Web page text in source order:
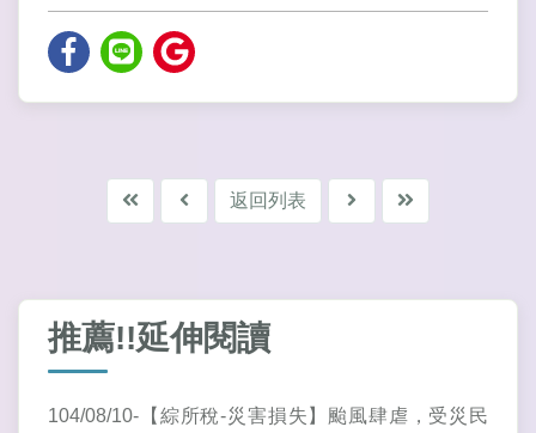
返回列表
推薦!!延伸閱讀
104/08/10-【綜所稅-災害損失】颱風肆虐，受災民